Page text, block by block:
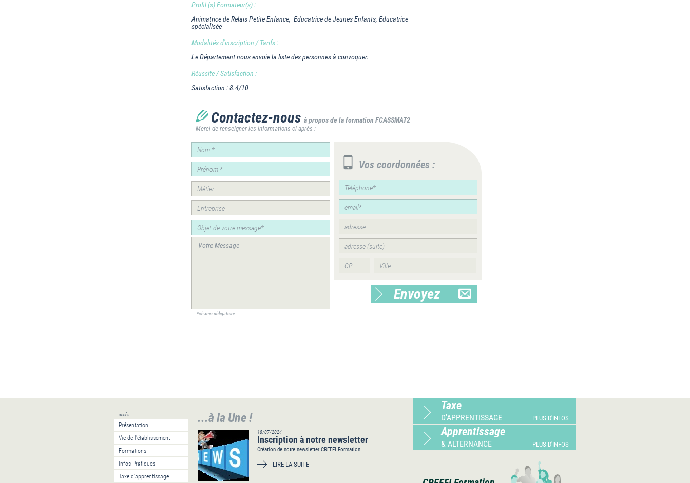
Profil (s) Formateur(s) :
Animatrice de Relais Petite Enfance, Educatrice de Jeunes Enfants, Educatrice
spécialisée
Modalités d'inscription / Tarifs :
Le Département nous envoie la liste des personnes à convoquer.
Réussite / Satisfaction :
Satisfaction : 8.4/10
Contactez-nous à propos de la formation FCASSMAT2
Merci de renseigner les informations ci-aprés :
*champ obligatoire
Vos coordonnées :
Envoyez
accès :
Présentation
Vie de l'établissement
Formations
Infos Pratiques
Taxe d'apprentissage
...à la Une !
18/07/2024
Inscription à notre newsletter
Création de notre newsletter CREEFI Formation
LIRE LA SUITE
Taxe
D'APPRENTISSAGE PLUS D'INFOS
Apprentissage
& ALTERNANCE PLUS D'INFOS